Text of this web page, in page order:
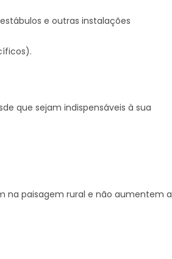
e outras instalações
que sejam indispensáveis à sua
na paisagem rural e não aumentem a